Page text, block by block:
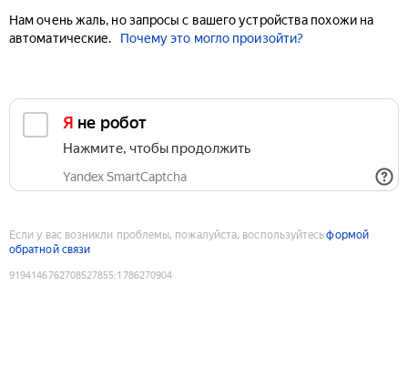
Нам очень жаль, но запросы с вашего устройства похожи на
автоматические.
Почему это могло произойти?
Я не робот
Нажмите, чтобы продолжить
Yandex SmartCaptcha
Если у вас возникли проблемы, пожалуйста, воспользуйтесьформой
обратной связи
9194146762708527855:1786270904